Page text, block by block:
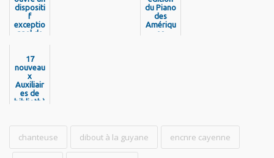
dispositi
f
exceptio
nnel de
Acquis
de
l’Expérie
nce
(VAE)
pour les
Guyane
du Piano
des
Amériqu
es
17
nouveau
x
Auxiliair
es de
bibliothè
territoire
: la CTG
procédé
chanteuse dibout à la guyane encnre cayenne